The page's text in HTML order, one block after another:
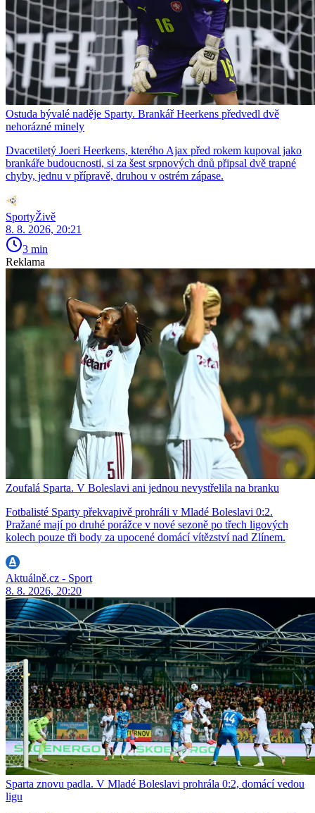
Ostuda bývalé naděje Sparty. Brankář Heerkens předvedl dvě
nehorázné minely
Dvacetiletý Joeri Heerkens, kterého Ajax před rokem kupoval jako
brankáře budoucnosti, si za šest srpnových dnů připsal dvě trapné
chyby, jednu v přípravě, druhou v ostrém zápase.
SportyŽivě
8. 8. 2026, 20:21
3 min
Reklama
Zoufalá Sparta. V Boleslavi ani jednou nevystřelila na branku
Fotbalisté Sparty překvapivě prohráli v Mladé Boleslavi 0:2.
Pražané mají po druhé porážce v nové sezoně po třech ligových
kolech pouze tři body za upocené domácí vítězství nad Zlínem.
Aktuálně.cz - Sport
8. 8. 2026, 20:20
Sparta znovu padla. V Mladé Boleslavi prohrála 0:2, domácí vedou
ligu